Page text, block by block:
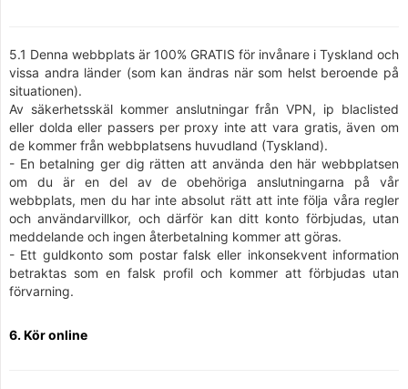
5.1 Denna webbplats är 100% GRATIS för invånare i Tyskland och
vissa andra länder (som kan ändras när som helst beroende på
situationen).
Av säkerhetsskäl kommer anslutningar från VPN, ip blaclisted
eller dolda eller passers per proxy inte att vara gratis, även om
de kommer från webbplatsens huvudland (Tyskland).
- En betalning ger dig rätten att använda den här webbplatsen
om du är en del av de obehöriga anslutningarna på vår
webbplats, men du har inte absolut rätt att inte följa våra regler
och användarvillkor, och därför kan ditt konto förbjudas, utan
meddelande och ingen återbetalning kommer att göras.
- Ett guldkonto som postar falsk eller inkonsekvent information
betraktas som en falsk profil och kommer att förbjudas utan
förvarning.
6. Kör online